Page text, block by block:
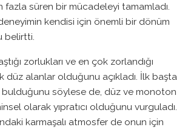
fazla süren bir mücadeleyi tamamladı.
deneyimin kendisi için önemli bir dönüm
belirtti.
zorlukları ve en çok zorlandığı
düz alanlar olduğunu açıkladı. İlk başta
söylese de, düz ve monoton
olarak yıpratıcı olduğunu vurguladı.
karmaşalı atmosfer de onun için